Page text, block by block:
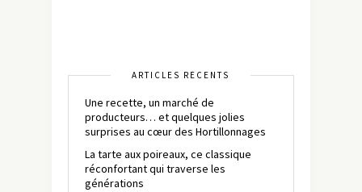
ARTICLES RÉCENTS
Une recette, un marché de
producteurs… et quelques jolies
surprises au cœur des Hortillonnages
La tarte aux poireaux, ce classique
réconfortant qui traverse les
générations